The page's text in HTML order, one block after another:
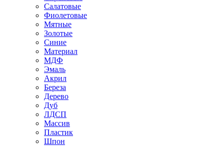
Салатовые
Фиолетовые
Мятные
Золотые
Синие
Материал
МДФ
Эмаль
Акрил
Береза
Дерево
Дуб
ЛДСП
Массив
Пластик
Шпон